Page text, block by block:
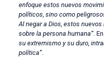
enfoque estos nuevos
políticos, sino como
Al negar a Dios, estos
sobre la persona humana”.
su extremismo y su duro,
política”.